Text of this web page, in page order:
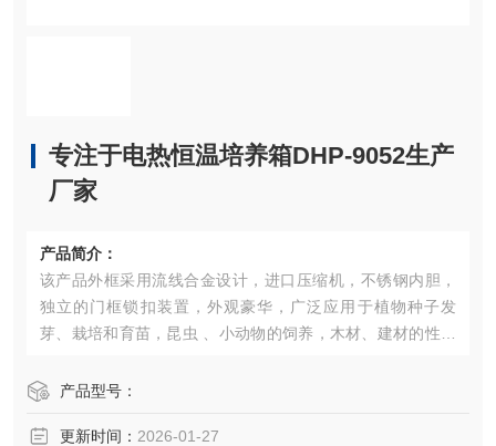
专注于电热恒温培养箱DHP-9052生产
厂家
产品简介：
该产品外框采用流线合金设计，进口压缩机，不锈钢内胆，
独立的门框锁扣装置，外观豪华，广泛应用于植物种子发
芽、栽培和育苗，昆虫 、小动物的饲养，木材、建材的性能
制）。产品型号：
更新时间： 2026-01-27